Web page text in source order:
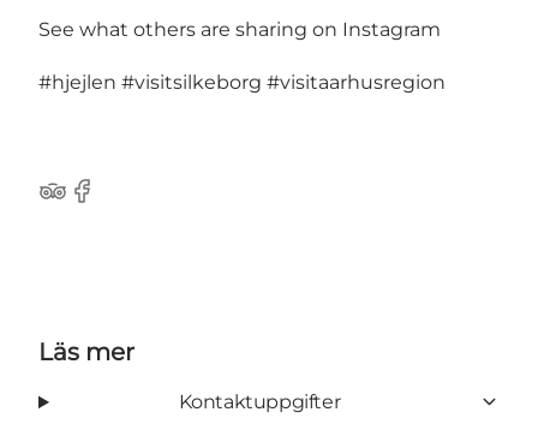
See what others are sharing on Instagram
#hjejlen #visitsilkeborg #visitaarhusregion
TripAdvisor
Facebook
Läs mer
Kontaktuppgifter